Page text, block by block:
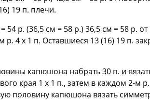
19 п. плечи.
54 р. (36,5 см = 58 р.) 36,5 см = 58 р.
4 х 1 п. Оставшиеся 13 (16) 19 п.
капюшона набрать 30 п. и
края 1 х 1 п., затем в каждом 2-м р.
половину капюшона вязать